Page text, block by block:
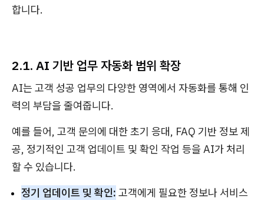
합니다.
2.1. AI 기반 업무 자동화 범위 확장
AI는 고객 성공 업무의 다양한 영역에서 자동화를 통해 인
력의 부담을 줄여줍니다.
예를 들어, 고객 문의에 대한 초기 응대, FAQ 기반 정보 제
공, 정기적인 고객 업데이트 및 확인 작업 등을 AI가 처리
할 수 있습니다.
정기 업데이트 및 확인: 고객에게 필요한 정보나 서비스